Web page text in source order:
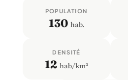
POPULATION
130 hab.
DENSITÉ
12 hab/km²